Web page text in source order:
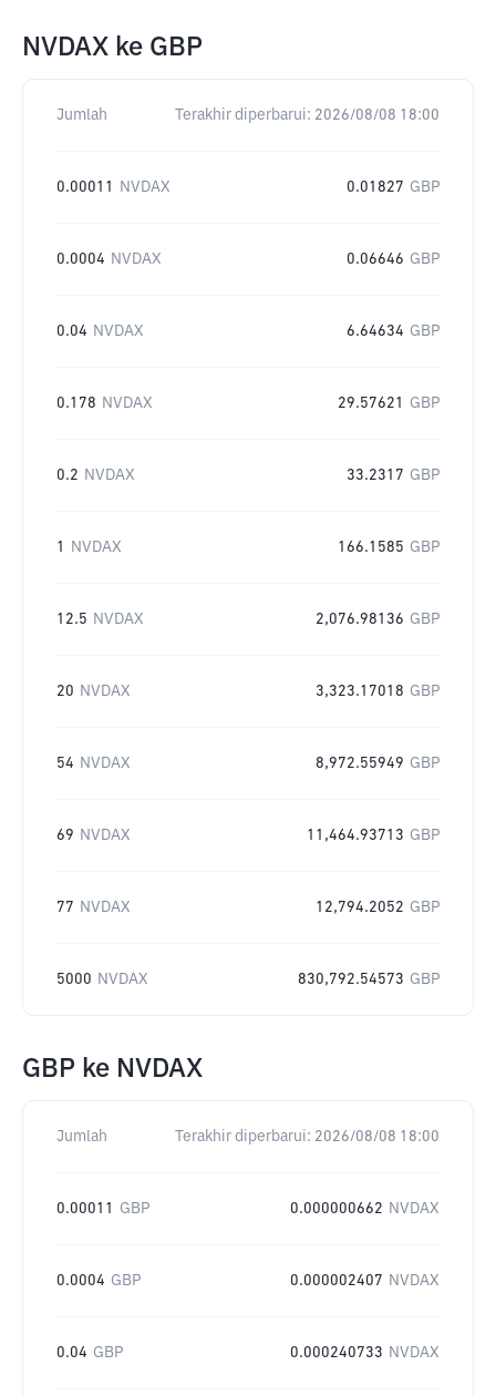
NVDAX ke GBP
Jumlah Terakhir diperbarui: 2026/08/08 18:00
0.00011 NVDAX 0.01827 GBP
0.0004 NVDAX 0.06646 GBP
0.04 NVDAX 6.64634 GBP
0.178 NVDAX 29.57621 GBP
0.2 NVDAX 33.2317 GBP
1 NVDAX 166.1585 GBP
12.5 NVDAX 2,076.98136 GBP
20 NVDAX 3,323.17018 GBP
54 NVDAX 8,972.55949 GBP
69 NVDAX 11,464.93713 GBP
77 NVDAX 12,794.2052 GBP
5000 NVDAX 830,792.54573 GBP
GBP ke NVDAX
Jumlah Terakhir diperbarui: 2026/08/08 18:00
0.00011 GBP 0.000000662 NVDAX
0.0004 GBP 0.000002407 NVDAX
0.04 GBP 0.000240733 NVDAX